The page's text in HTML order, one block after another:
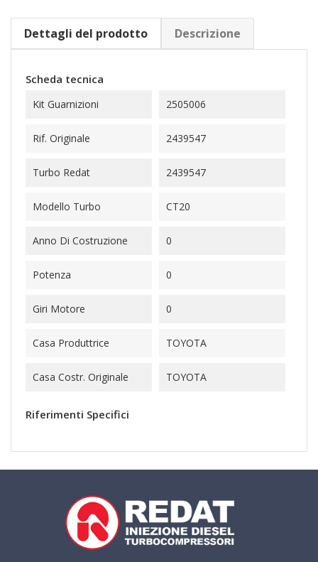
Dettagli del prodotto Descrizione
Scheda tecnica
Kit Guarnizioni 2505006
Rif. Originale 2439547
Turbo Redat 2439547
Modello Turbo CT20
Anno Di Costruzione 0
Potenza 0
Giri Motore 0
Casa Produttrice TOYOTA
Casa Costr. Originale TOYOTA
Riferimenti Specifici